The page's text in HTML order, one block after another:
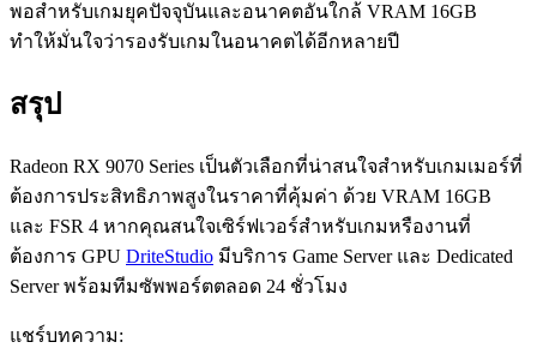
พอสำหรับเกมยุคปัจจุบันและอนาคตอันใกล้ VRAM 16GB
ทำให้มั่นใจว่ารองรับเกมในอนาคตได้อีกหลายปี
สรุป
Radeon RX 9070 Series เป็นตัวเลือกที่น่าสนใจสำหรับเกมเมอร์ที่
ต้องการประสิทธิภาพสูงในราคาที่คุ้มค่า ด้วย VRAM 16GB
และ FSR 4 หากคุณสนใจเซิร์ฟเวอร์สำหรับเกมหรืองานที่
ต้องการ GPU DriteStudio มีบริการ Game Server และ Dedicated
Server พร้อมทีมซัพพอร์ตตลอด 24 ชั่วโมง
แชร์บทความ: